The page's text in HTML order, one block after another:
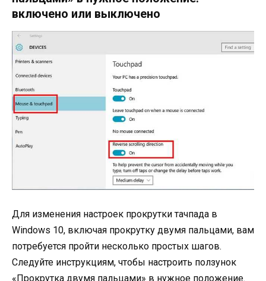
включено или выключено
Для изменения настроек прокрутки тачпада в
Windows 10, включая прокрутку двумя пальцами, вам
потребуется пройти несколько простых шагов.
Следуйте инструкциям, чтобы настроить ползунок
«Прокрутка двумя пальцами» в нужное положение.